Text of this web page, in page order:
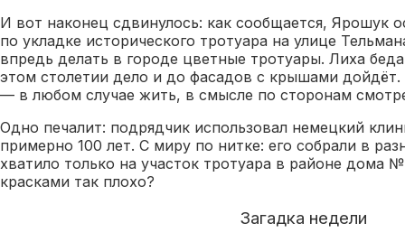
И вот наконец сдвинулось: как сообщается, Ярошук
по укладке исторического тротуара на улице
впредь делать в городе цветные тротуары. Лиха
этом столетии дело и до фасадов с крышами
— в любом случае жить, в смысле по сторонам
Одно печалит: подрядчик использовал немецкий
примерно 100 лет. С миру по нитке: его собрали в
хватило только на участок тротуара в районе дома
красками так плохо?
Загадка недели